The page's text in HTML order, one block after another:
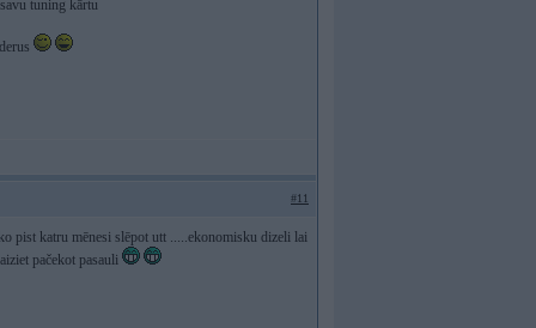
tuning kārtu
#11
pist katru mēnesi slēpot utt .....ekonomisku dizeli lai
pačekot pasauli